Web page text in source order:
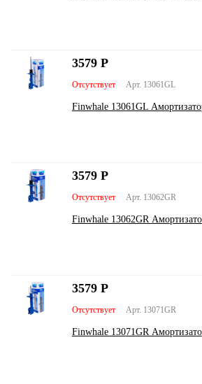
Арт. 13061GL
Отсутствует
Finwhale 13061GL
3579 Р
Арт. 13062GR
Отсутствует
Finwhale 13062GR
3579 Р
Арт. 13071GR
Отсутствует
Finwhale 13071GR
3579 Р